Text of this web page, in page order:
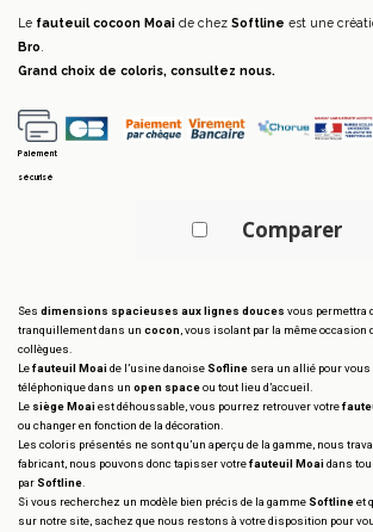
Le fauteuil cocoon Moai de chez Softline est une
Bro
Grand choix de coloris, consultez nous.
Paiement
sécurisé
Comparer
Ses dimensions spacieuses aux lignes douces vous permettra
tranquillement dans un cocon, vous isolant par la même occasion
collègues.
Lefauteuil Moai de l’usine danoise Sofline sera un allié pour vous
téléphonique dans un open spaceou tout lieu d’accueil.
Le siège Moai est déhoussable, vous pourrez retrouver votre
ou changer en fonction de la décoration.
Les coloris présentés ne sont qu’un aperçu de la gamme, nous
fabricant, nous pouvons donc tapisser votrefauteuil Moai dans
par Softline.
Si vous recherchez un modèle bien précis de la gamme Softlineet
sur notre site, sachez que nous restons à votre disposition pour